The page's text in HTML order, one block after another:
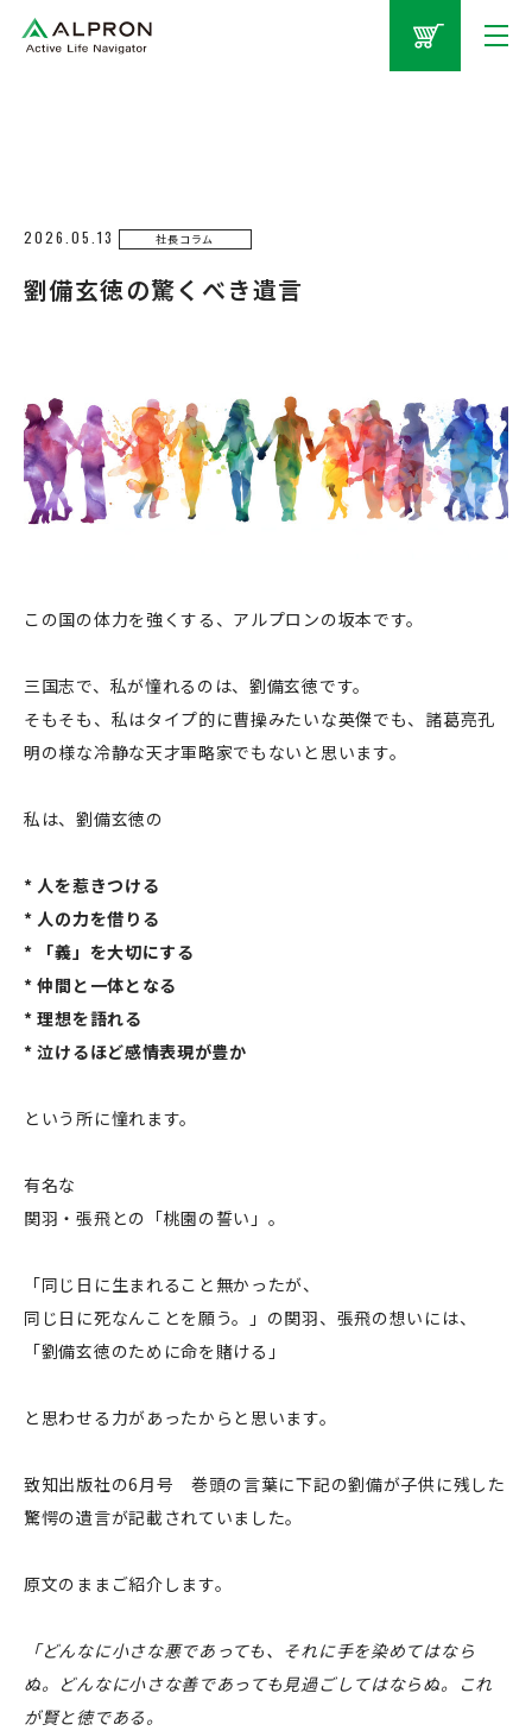
2026.05.13 社長コラム
劉備玄徳の驚くべき遺言
この国の体力を強くする、アルプロンの坂本です。
三国志で、私が憧れるのは、劉備玄徳です。
そもそも、私はタイプ的に曹操みたいな英傑でも、諸葛亮孔
明の様な冷静な天才軍略家でもないと思います。
私は、劉備玄徳の
* 人を惹きつける
* 人の力を借りる
* 「義」を大切にする
* 仲間と一体となる
* 理想を語れる
* 泣けるほど感情表現が豊か
という所に憧れます。
有名な
関羽・張飛との「桃園の誓い」。
「同じ日に生まれること無かったが、
同じ日に死なんことを願う。」の関羽、張飛の想いには、
「劉備玄徳のために命を賭ける」
と思わせる力があったからと思います。
致知出版社の6月号 巻頭の言葉に下記の劉備が子供に残した
驚愕の遺言が記載されていました。
原文のままご紹介します。
「どんなに小さな悪であっても、それに手を染めてはなら
ぬ。どんなに小さな善であっても見過ごしてはならぬ。これ
が賢と徳である。